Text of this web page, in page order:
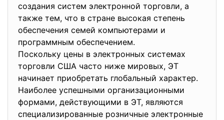
создания систем электронной торговли, а
также тем, что в стране высокая степень
обеспечения семей компьютерами и
программным обеспечением.
Поскольку цены в электронных системах
торговли США часто ниже мировых, ЭТ
начинает приобретать глобальный характер.
Наиболее успешными организационными
формами, действующими в ЭТ, являются
специализированные розничные электронные